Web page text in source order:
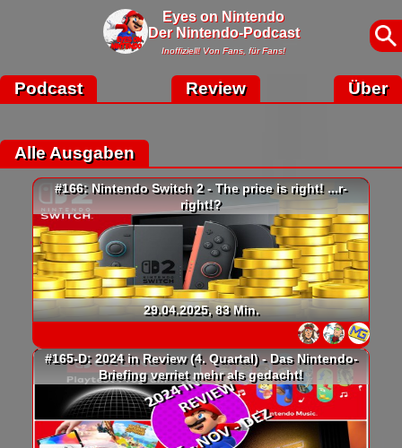
Eyes on Nintendo
Der Nintendo-Podcast
Inoffiziell! Von Fans, für Fans!
Podcast Review Über
Alle Ausgaben
#166: Nintendo Switch 2 - The price is right! ...r-
right!?
29.04.2025, 83 Min.
#165-D: 2024 in Review (4. Quartal) - Das Nintendo-
Briefing verriet mehr als gedacht!